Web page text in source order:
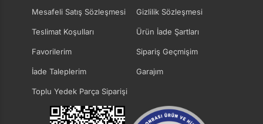
Mesafeli Satış Sözleşmesi Gizlilik Sözleşmesi
Teslimat Koşulları Ürün İade Şartları
Favorilerim Sipariş Geçmişim
İade Taleplerim Garajım
Toplu Yedek Parça Siparişi